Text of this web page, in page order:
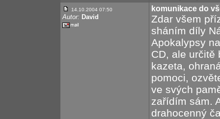
14.10.2004 07:50
Autor: David
komunikace do
Zdar všem
sháním díly
Apokalypsy
CD, ale určitě
kazeta,
pomoci,
ve svých
zařídím sám.
drahocenný